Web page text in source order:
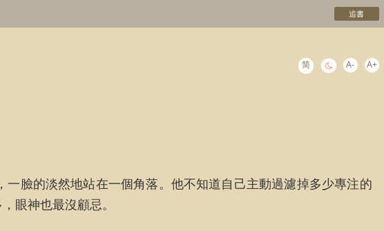
追書
简 A- A+
臉的淡然地站在一個角落。他不知道自己主動過濾掉多少專注的
眼神也最沒顧忌。